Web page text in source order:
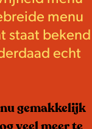
menu
staat bekend
echt
gemakkelijk